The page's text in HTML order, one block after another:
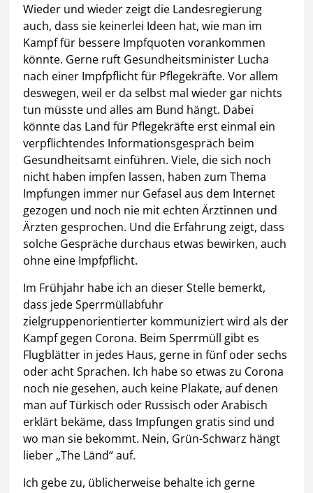
Wieder und wieder zeigt die Landesregierung
auch, dass sie keinerlei Ideen hat, wie man im
Kampf für bessere Impfquoten vorankommen
könnte. Gerne ruft Gesundheitsminister Lucha
nach einer Impfpflicht für Pflegekräfte. Vor allem
deswegen, weil er da selbst mal wieder gar nichts
tun müsste und alles am Bund hängt. Dabei
könnte das Land für Pflegekräfte erst einmal ein
verpflichtendes Informationsgespräch beim
Gesundheitsamt einführen. Viele, die sich noch
nicht haben impfen lassen, haben zum Thema
Impfungen immer nur Gefasel aus dem Internet
gezogen und noch nie mit echten Ärztinnen und
Ärzten gesprochen. Und die Erfahrung zeigt, dass
solche Gespräche durchaus etwas bewirken, auch
ohne eine Impfpflicht.
Im Frühjahr habe ich an dieser Stelle bemerkt,
dass jede Sperrmüllabfuhr
zielgruppenorientierter kommuniziert wird als der
Kampf gegen Corona. Beim Sperrmüll gibt es
Flugblätter in jedes Haus, gerne in fünf oder sechs
oder acht Sprachen. Ich habe so etwas zu Corona
noch nie gesehen, auch keine Plakate, auf denen
man auf Türkisch oder Russisch oder Arabisch
erklärt bekäme, dass Impfungen gratis sind und
wo man sie bekommt. Nein, Grün-Schwarz hängt
lieber „The Länd“ auf.
Ich gebe zu, üblicherweise behalte ich gerne